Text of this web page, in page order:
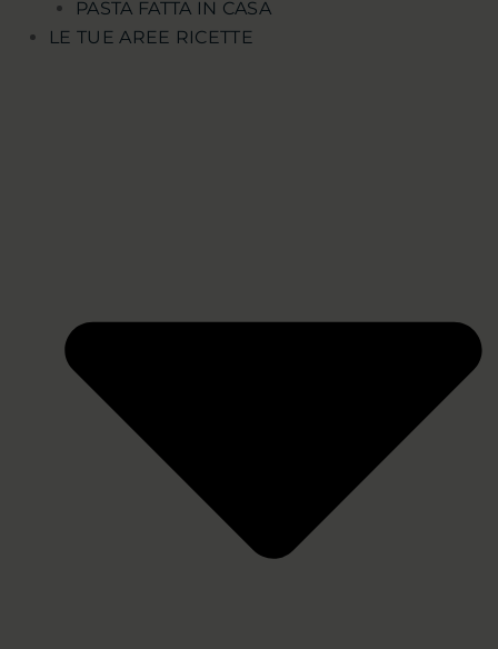
PASTA FATTA IN CASA
LE TUE AREE RICETTE